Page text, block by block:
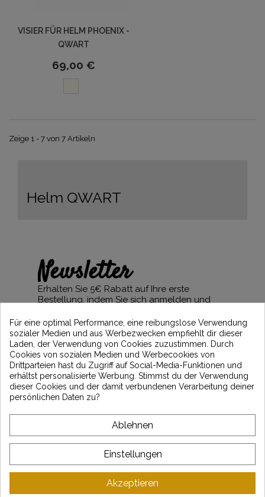
VISIER FÜR HELM PHOENIX -
QWART
69,00 €
Zeige 1 - 7 von 7 Artikeln
Helm QWART
Newsletter
Erhalten Sie 5€ Rabatt auf Ihre erste
Bestellung, indem Sie sich anmelden und
Nachrichten informiert bleiben
*Dès 99€ d'achat. En vous abonnant à notre newsletter, vous reconnaissez avoir pris
connaissance de notre politique de gestion des données personnelles et vous
l'acceptez.
KUNDENSERVICE
LATEST NEWS
Für eine optimal Performance, eine reibungslose Verwendung
sozialer Medien und aus Werbezwecken empfiehlt dir dieser
Laden, der Verwendung von Cookies zuzustimmen. Durch
Cookies von sozialen Medien und Werbecookies von
Drittparteien hast du Zugriff auf Social-Media-Funktionen und
erhältst personalisierte Werbung. Stimmst du der Verwendung
dieser Cookies und der damit verbundenen Verarbeitung deiner
persönlichen Daten zu?
Ablehnen
Einstellungen
Akzeptieren